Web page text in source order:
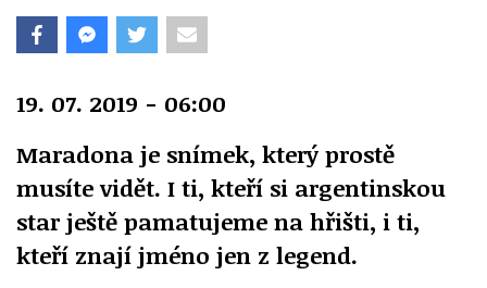
19. 07. 2019 - 06:00
Maradona je snímek, který prostě
musíte vidět. I ti, kteří si argentinskou
star ještě pamatujeme na hřišti, i ti,
kteří znají jméno jen z legend.